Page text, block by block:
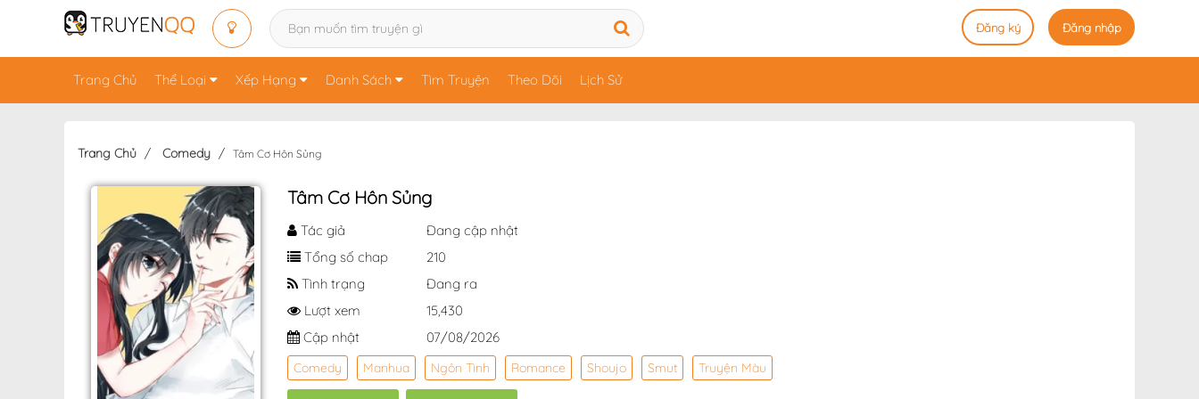
Đăng ký Đăng nhập
Trang Chủ Thể Loại Xếp Hạng Danh Sách Tìm Truyện Theo Dõi Lịch Sử
Trang Chủ Comedy Tâm Cơ Hôn Sủng
Tâm Cơ Hôn Sủng
Tác giả
Đang cập nhật
Tổng số chap
210
Tình trạng
Đang ra
Lượt xem
15,430
Cập nhật
07/08/2026
Comedy Manhua Ngôn Tình Romance Shoujo Smut Truyện Màu